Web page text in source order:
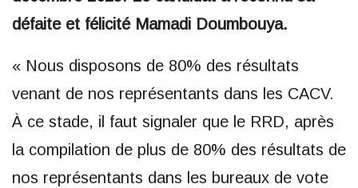
défaite et félicité Mamadi Doumbouya.
« Nous disposons de 80% des résultats
venant de nos représentants dans les CACV.
À ce stade, il faut signaler que le RRD, après
la compilation de plus de 80% des résultats de
nos représentants dans les bureaux de vote